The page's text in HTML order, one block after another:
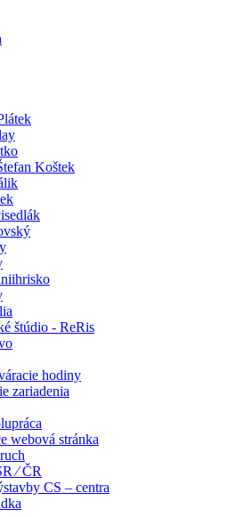
Koštek
štúdio - ReRis
hodiny
zariadenia
webová stránka
⁄ ČR
CS – centra